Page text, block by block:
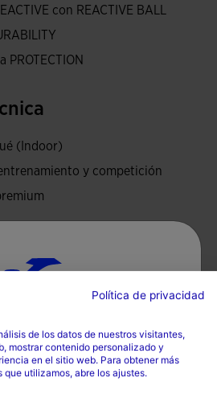
contacto con el balón. Ventilación
VTS.
con la tecnología REACTIVE
al futbolista.
de alta resistencia a la
con REACTIVE BALL
PROTECTION
(Indoor)
y competición
tu país e idioma
País
España
Política de privacidad
de los datos de nuestros visitantes,
mostrar contenido personalizado y
en el sitio web. Para obtener más
utilizamos, abre los ajustes.